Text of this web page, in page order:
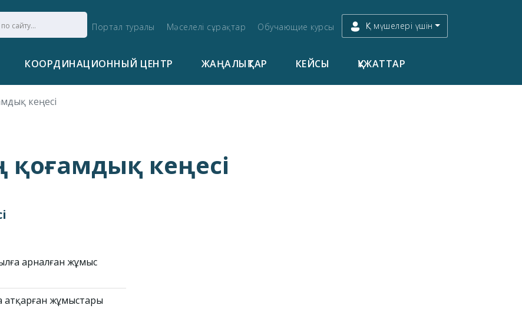
Портал туралы Мәселелі сұрақтар Обучающие курсы ҚК мүшелері үшін
КООРДИНАЦИОННЫЙ ЦЕНТР ЖАҢАЛЫҚТАР КЕЙСЫ ҚҰЖАТТАР
кеңесі
қоғамдық кеңесі
арналған жұмыс
атқарған жұмыстары